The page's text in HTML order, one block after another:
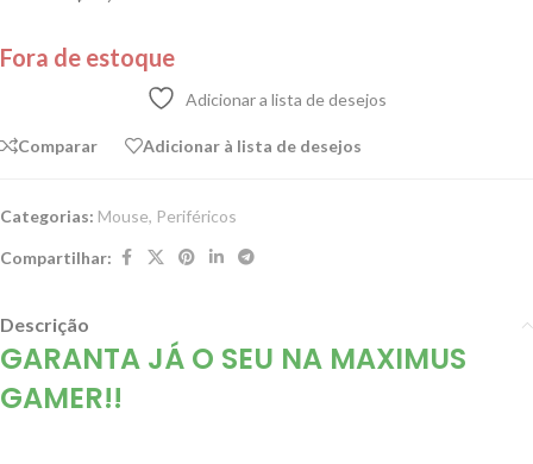
Fora de estoque
Adicionar a lista de desejos
Comparar Adicionar à lista de desejos
Categorias: Mouse, Periféricos
Compartilhar:
Descrição
GARANTA JÁ O SEU NA MAXIMUS
GAMER!!